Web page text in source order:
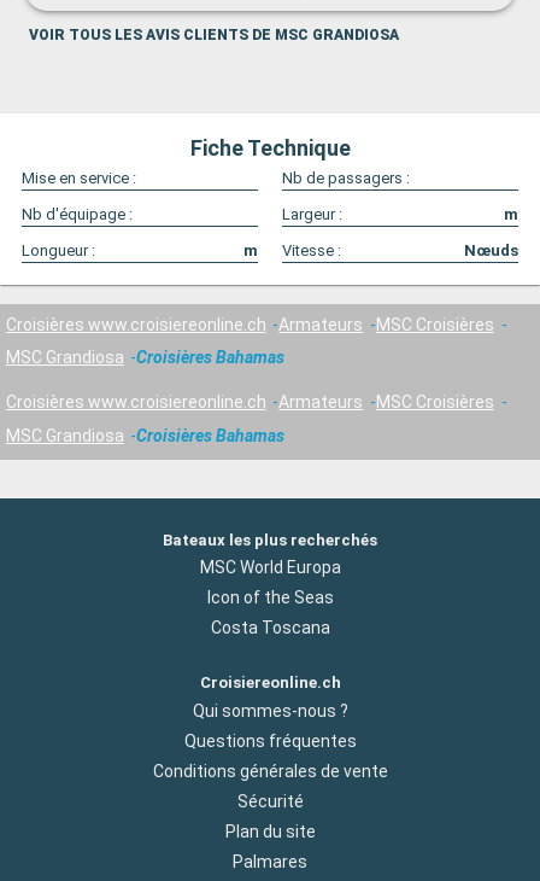
VOIR TOUS LES AVIS CLIENTS DE MSC GRANDIOSA
Fiche Technique
Mise en service :
Nb de passagers :
Nb d'équipage :
Largeur :
m
Longueur :
m Vitesse : Nœuds
Croisières www.croisiereonline.ch Armateurs
MSC Croisières
MSC Grandiosa
Croisières Bahamas
Croisières www.croisiereonline.ch Armateurs
MSC Croisières
MSC Grandiosa
Croisières Bahamas
Bateaux les plus recherchés
MSC World Europa
Icon of the Seas
Costa Toscana
Croisiereonline.ch
Qui sommes-nous ?
Questions fréquentes
Conditions générales de vente
Sécurité
Plan du site
Palmares